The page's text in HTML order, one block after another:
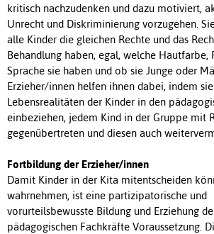
kritisch nachzudenken und dazu motiviert,
Unrecht und Diskriminierung vorzugehen.
alle Kinder die gleichen Rechte und das
Behandlung haben, egal, welche Hautfarbe,
Sprache sie haben und ob sie Junge oder
Erzieher/innen helfen ihnen dabei, indem
Lebensrealitäten der Kinder in den
einbeziehen, jedem Kind in der Gruppe mit
gegenübertreten und diesen auch
Fortbildung der Erzieher/innen
Damit Kinder in der Kita mitentscheiden
wahrnehmen, ist eine partizipatorische und
vorurteilsbewusste Bildung und Erziehung
pädagogischen Fachkräfte Voraussetzung.